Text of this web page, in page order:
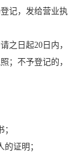
记，发给营业执
之日起20日内，
；不予登记的，
证明；